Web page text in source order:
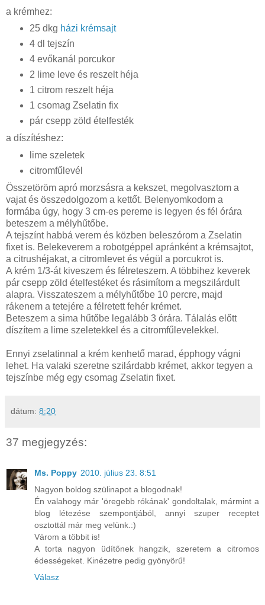
a krémhez:
25 dkg házi krémsajt
4 dl tejszín
4 evőkanál porcukor
2 lime leve és reszelt héja
1 citrom reszelt héja
1 csomag Zselatin fix
pár csepp zöld ételfesték
a díszítéshez:
lime szeletek
citromfűlevél
Összetöröm apró morzsásra a kekszet, megolvasztom a
vajat és összedolgozom a kettőt. Belenyomkodom a
formába úgy, hogy 3 cm-es pereme is legyen és fél órára
beteszem a mélyhűtőbe.
A tejszínt habbá verem és közben beleszórom a Zselatin
fixet is. Belekeverem a robotgéppel apránként a krémsajtot,
a citrushéjakat, a citromlevet és végül a porcukrot is.
A krém 1/3-át kiveszem és félreteszem. A többihez keverek
pár csepp zöld ételfestéket és rásimítom a megszilárdult
alapra. Visszateszem a mélyhűtőbe 10 percre, majd
rákenem a tetejére a félretett fehér krémet.
Beteszem a sima hűtőbe legalább 3 órára. Tálalás előtt
díszítem a lime szeletekkel és a citromfűlevelekkel.
Ennyi zselatinnal a krém kenhető marad, épphogy vágni
lehet. Ha valaki szeretne szilárdabb krémet, akkor tegyen a
tejszínbe még egy csomag Zselatin fixet.
dátum: 8:20
37 megjegyzés:
Ms. Poppy 2010. július 23. 8:51
Nagyon boldog szülinapot a blogodnak!
Én valahogy már 'öregebb rókának' gondoltalak, mármint a
blog létezése szempontjából, annyi szuper receptet
osztottál már meg velünk.:)
Várom a többit is!
A torta nagyon üdítőnek hangzik, szeretem a citromos
édességeket. Kinézetre pedig gyönyörű!
Válasz